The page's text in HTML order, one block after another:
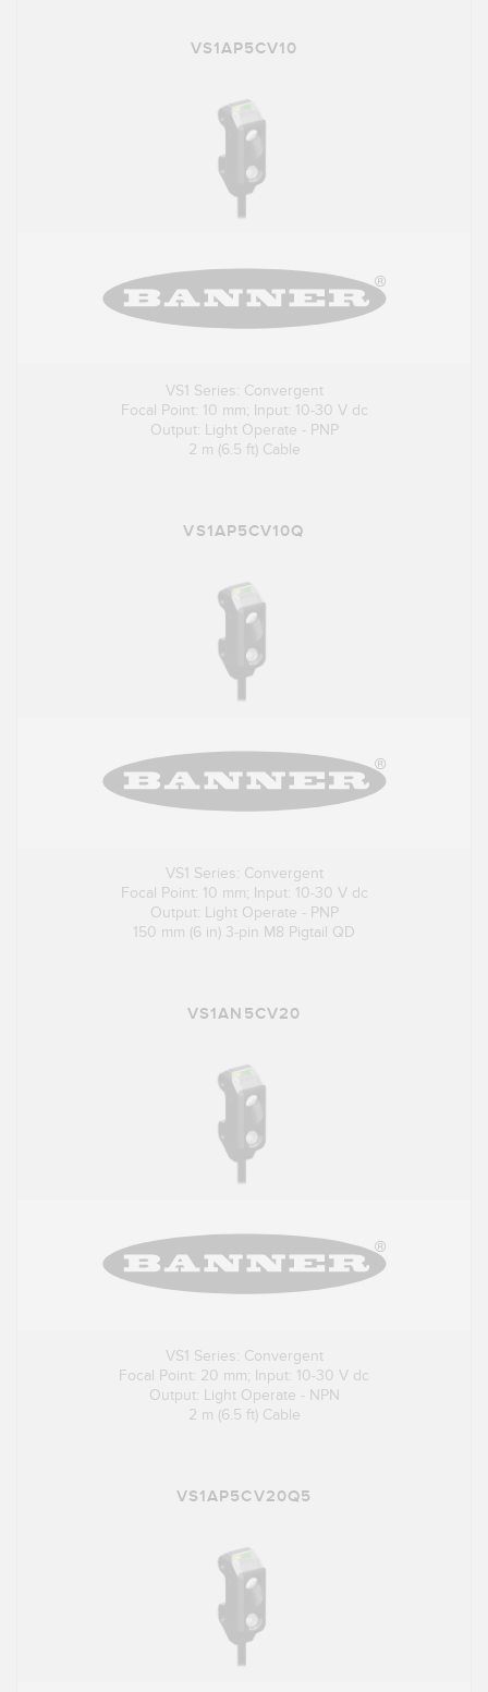
VS1AP5CV10
VS1 Series: Convergent
Focal Point: 10 mm; Input: 10-30 V dc
Output: Light Operate - PNP
2 m (6.5 ft) Cable
VS1AP5CV10Q
VS1 Series: Convergent
Focal Point: 10 mm; Input: 10-30 V dc
Output: Light Operate - PNP
150 mm (6 in) 3-pin M8 Pigtail QD
VS1AN5CV20
VS1 Series: Convergent
Focal Point: 20 mm; Input: 10-30 V dc
Output: Light Operate - NPN
2 m (6.5 ft) Cable
VS1AP5CV20Q5